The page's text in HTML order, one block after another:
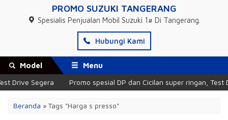
PROMO SUZUKI TANGERANG
Spesialis Penjualan Mobil Suzuki 1# Di Tangerang.
Hubungi Kami
Model
Menu
Drive Segera
Promo spesial DP dan Cicilan super ringan, Test
Beranda »Tags "Harga s presso"